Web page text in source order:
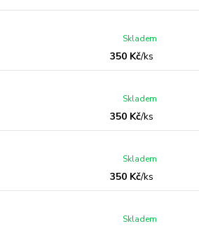
350 Kč/ks
Skladem
350 Kč/ks
Skladem
350 Kč/ks
Skladem
Skladem